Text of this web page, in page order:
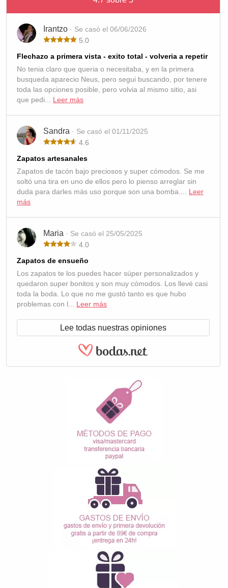
Irantzo · Se casó el 06/06/2026
5.0
Flechazo a primera vista - exito total - volveria a repetir
No tenia claro que queria o necesitaba, y en la primera
busqueda aparecio Neus, pero segui buscando, por tenere
toda las opciones posible, pero volvia al mismo sitio, asi
que pedi... Leer más
Sandra · Se casó el 01/11/2025
4.6
Zapatos artesanales
Zapatos de tacón bajo preciosos y super cómodos. Se me
soltó una tira en uno de ellos pero lo pienso arreglar sin
duda para darles más uso porque son una bomba.... Leer
más
Maria · Se casó el 25/05/2025
4.0
Zapatos de ensueño
Los zapatos te los puedes hacer súper personalizados y
quedaron super bonitos y son muy cómodos. Los llevé casi
toda la boda. Lo que no me gustó tanto es que hubo
problemas con l... Leer más
Lee todas nuestras opiniones